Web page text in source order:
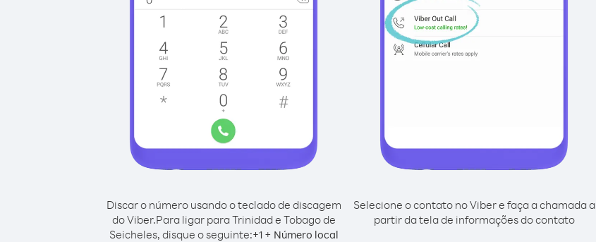
Discar o número usando o teclado de discagem
do Viber.Para ligar para Trinidad e Tobago de
Seicheles, disque o seguinte:+1+ Número local
Selecione o contato no Viber e faça a chamada a
partir da tela de informações do contato